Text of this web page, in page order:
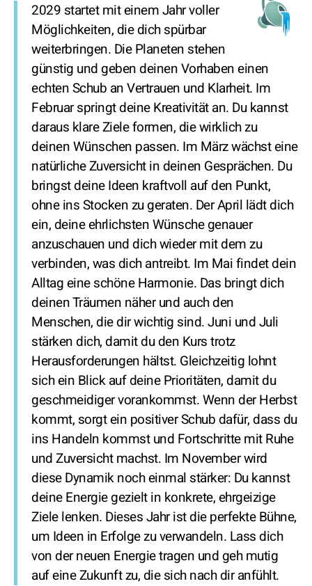
2029 startet mit einem Jahr voller
Möglichkeiten, die dich spürbar
weiterbringen. Die Planeten stehen
günstig und geben deinen Vorhaben einen
echten Schub an Vertrauen und Klarheit. Im
Februar springt deine Kreativität an. Du kannst
daraus klare Ziele formen, die wirklich zu
deinen Wünschen passen. Im März wächst eine
natürliche Zuversicht in deinen Gesprächen. Du
bringst deine Ideen kraftvoll auf den Punkt,
ohne ins Stocken zu geraten. Der April lädt dich
ein, deine ehrlichsten Wünsche genauer
anzuschauen und dich wieder mit dem zu
verbinden, was dich antreibt. Im Mai findet dein
Alltag eine schöne Harmonie. Das bringt dich
deinen Träumen näher und auch den
Menschen, die dir wichtig sind. Juni und Juli
stärken dich, damit du den Kurs trotz
Herausforderungen hältst. Gleichzeitig lohnt
sich ein Blick auf deine Prioritäten, damit du
geschmeidiger vorankommst. Wenn der Herbst
kommt, sorgt ein positiver Schub dafür, dass du
ins Handeln kommst und Fortschritte mit Ruhe
und Zuversicht machst. Im November wird
diese Dynamik noch einmal stärker: Du kannst
deine Energie gezielt in konkrete, ehrgeizige
Ziele lenken. Dieses Jahr ist die perfekte Bühne,
um Ideen in Erfolge zu verwandeln. Lass dich
von der neuen Energie tragen und geh mutig
auf eine Zukunft zu, die sich nach dir anfühlt.